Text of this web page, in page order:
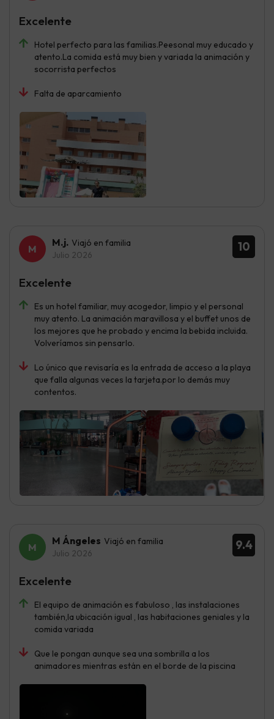
Hotel perfecto para las familias.Peesonal muy educado y
atento.La comida está muy bien y variada la animación y
socorrista perfectos
Falta de aparcamiento
Excelente
10
M.j. Viajó en familia
Julio 2026
Es un hotel familiar, muy acogedor, limpio y el personal
muy atento. La animación maravillosa y el buffet unos de
los mejores que he probado y encima la bebida incluida.
Volveríamos sin pensarlo.
Lo único que revisaría es la entrada de acceso a la playa
que falla algunas veces la tarjeta.por lo demás muy
contentos.
Excelente
9.4
M Ángeles Viajó en familia
Julio 2026
El equipo de animación es fabuloso , las instalaciones
también,la ubicación igual , las habitaciones geniales y la
comida variada
Que le pongan aunque sea una sombrilla a los
animadores mientras están en el borde de la piscina
Excelente